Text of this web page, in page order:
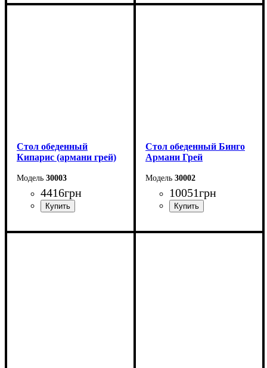
Длина - 160 (+60) см
Длина: 130 (+60) см
Стол обеденный
Кипарис (армани грей)
30003
4416грн
Длина: 120 см
Стол обеденный Бинго
Армани Грей
30002
10051грн
Ширина: 140 см